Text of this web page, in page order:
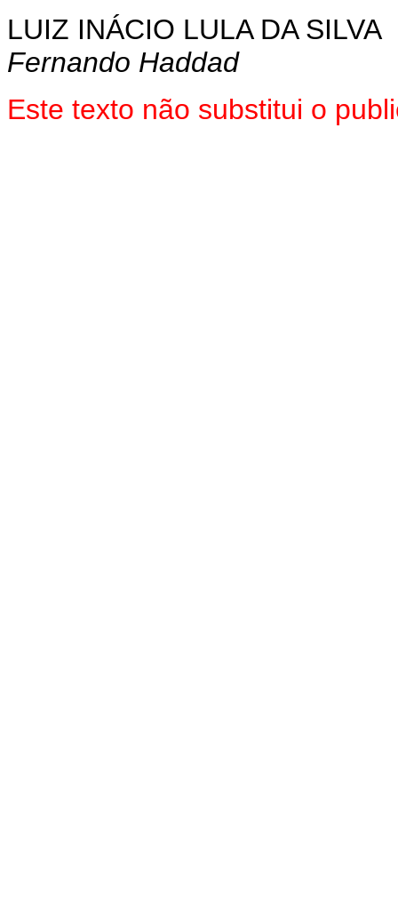
LUIZ INÁCIO LULA DA SILVA
Fernando Haddad
Este texto não substitui o